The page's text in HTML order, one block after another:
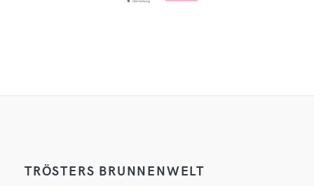
TRÖSTERS BRUNNENWELT